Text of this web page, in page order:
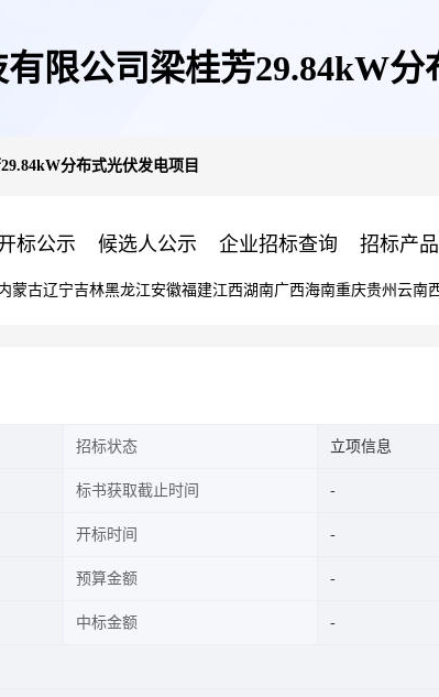
限公司梁桂芳29.84kW分
分布式光伏发电项目
标公示 候选人公示 企业招标查询 招标产
蒙古辽宁吉林黑龙江安徽福建江西湖南广西海南重庆贵州 云南
招标状态 立项信息
标书获取截止时间
开标时间
预算金额
中标金额